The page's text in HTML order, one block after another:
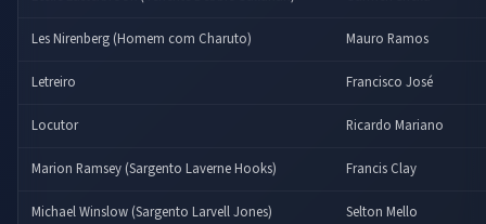
Les Nirenberg (Homem com Charuto) Mauro Ramos
Letreiro Francisco José
Locutor Ricardo Mariano
Marion Ramsey (Sargento Laverne Hooks) Francis Clay
Michael Winslow (Sargento Larvell Jones) Selton Mello